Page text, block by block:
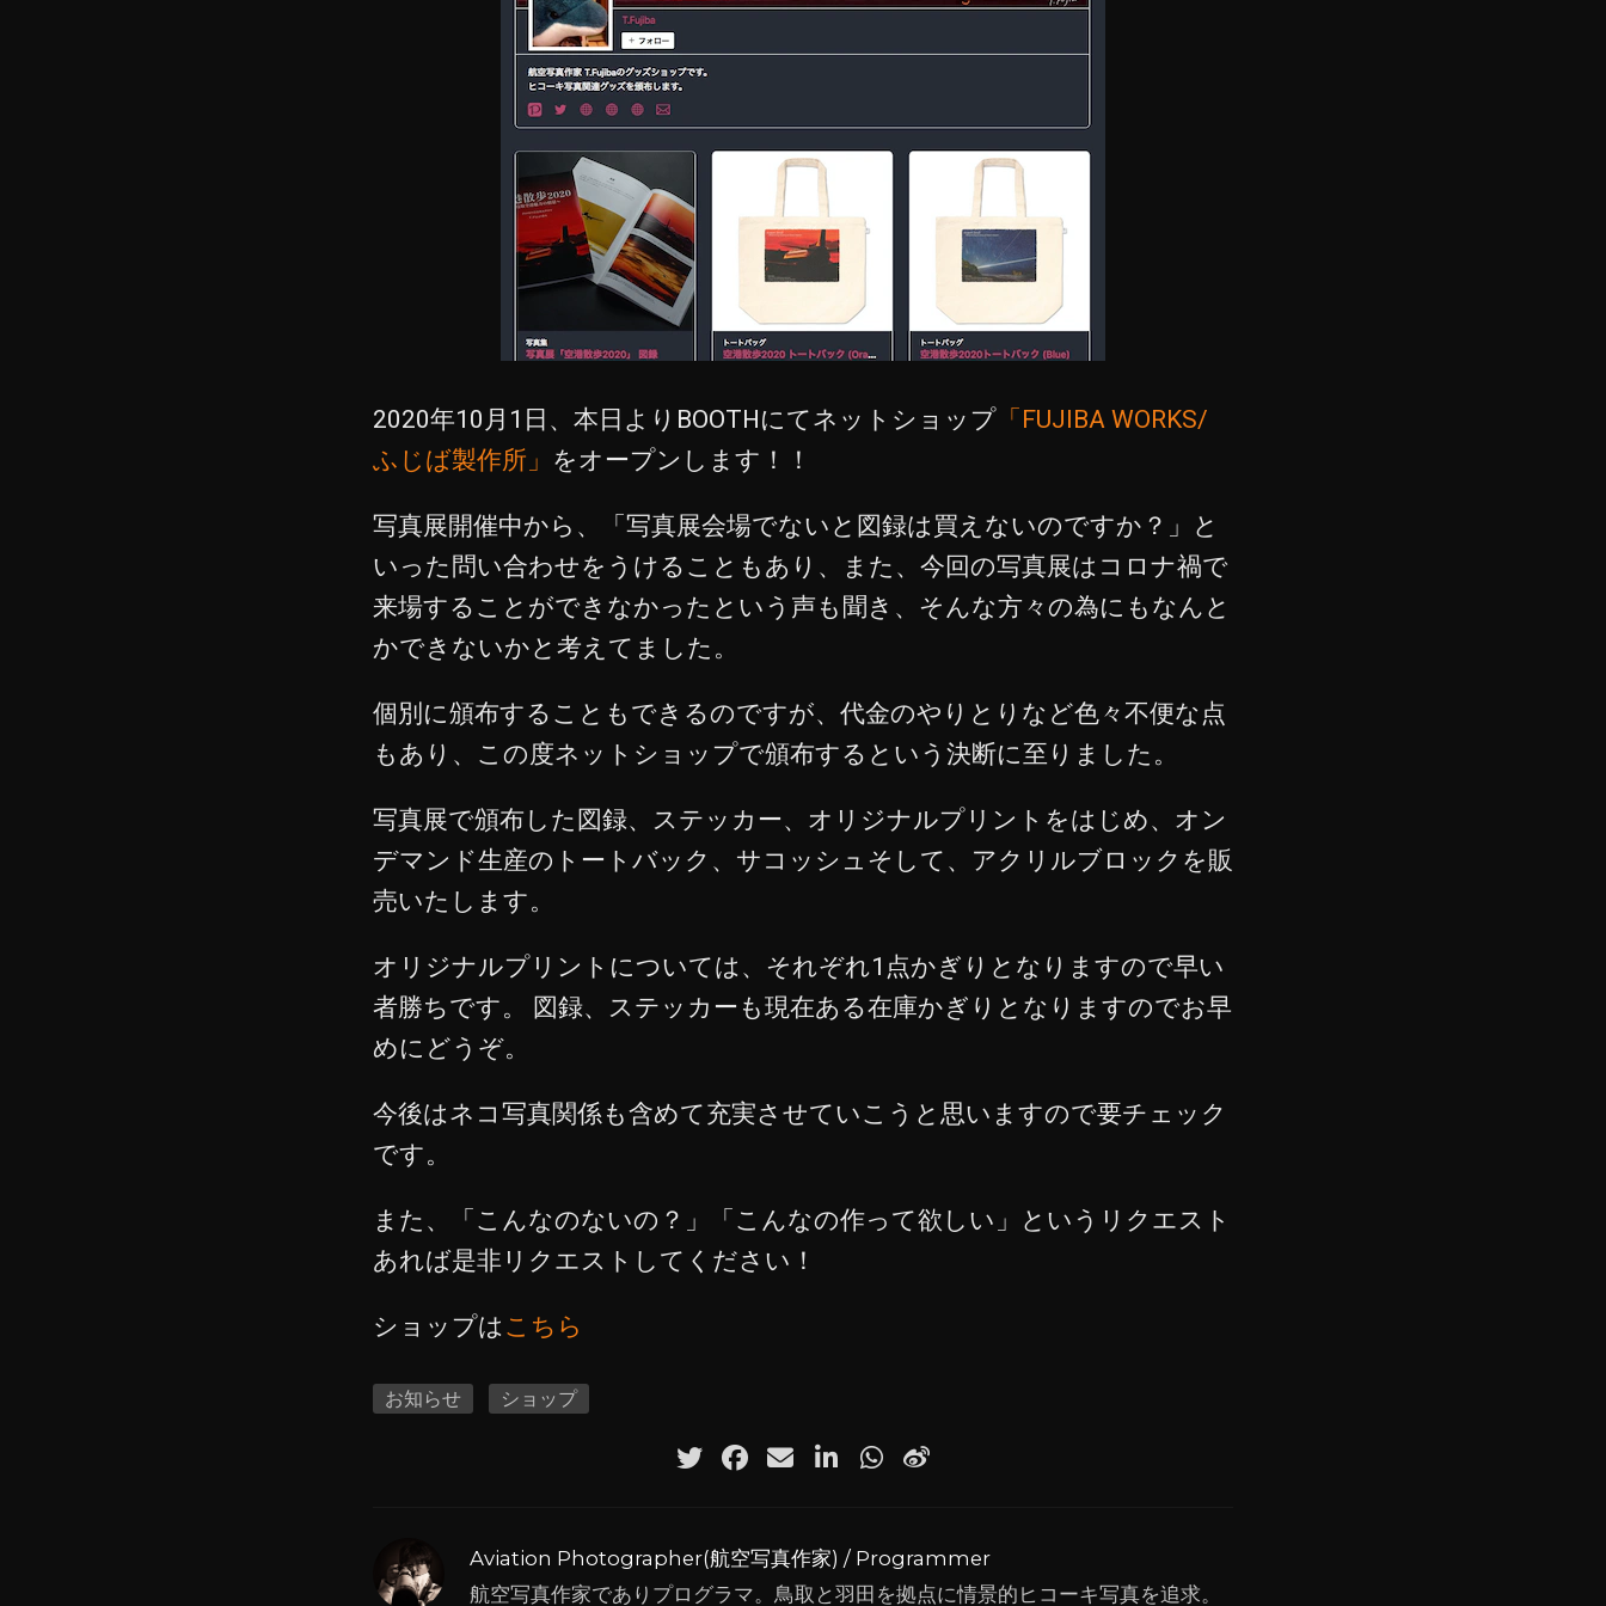
2020年10月1日、本日よりBOOTHにてネットショップ 「FUJIBA WORKS/
ふじば製作所」 をオープンします！！
写真展開催中から、「写真展会場でないと図録は買えないのですか？」と
いった問い合わせをうけることもあり、また、今回の写真展はコロナ禍で
来場することができなかったという声も聞き、そんな方々の為にもなんと
かできないかと考えてました。
個別に頒布することもできるのですが、代金のやりとりなど色々不便な点
もあり、この度ネットショップで頒布するという決断に至りました。
写真展で頒布した図録、ステッカー、オリジナルプリントをはじめ、オン
デマンド生産のトートバック、サコッシュそして、アクリルブロックを販
売いたします。
オリジナルプリントについては、それぞれ1点かぎりとなりますので早い
者勝ちです。 図録、ステッカーも現在ある在庫かぎりとなりますのでお早
めにどうぞ。
今後はネコ写真関係も含めて充実させていこうと思いますので要チェック
です。
また、「こんなのないの？」「こんなの作って欲しい」というリクエスト
あれば是非リクエストしてください！
ショップは こちら
お知らせ ショップ
Aviation Photographer(航空写真作家) / Programmer
航空写真作家でありプログラマ。鳥取と羽田を拠点に情景的ヒコーキ写真を追求。